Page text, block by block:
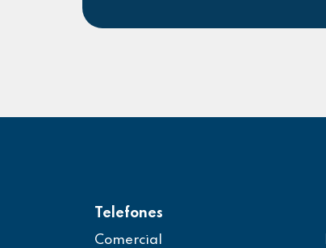
Telefones
Comercial